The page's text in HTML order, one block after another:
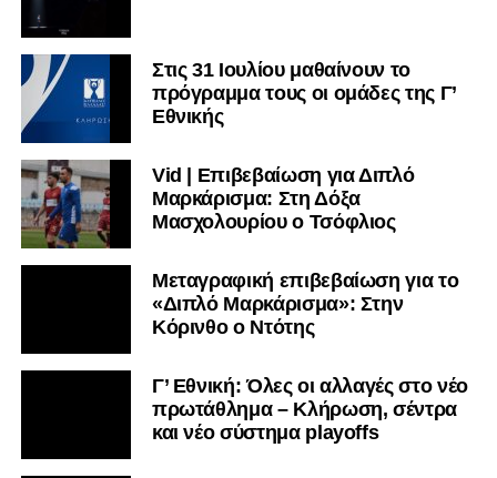
Στις 31 Ιουλίου μαθαίνουν το
πρόγραμμα τους οι ομάδες της Γ’
Εθνικής
Vid | Επιβεβαίωση για Διπλό
Μαρκάρισμα: Στη Δόξα
Μασχολουρίου ο Τσόφλιος
Μεταγραφική επιβεβαίωση για το
«Διπλό Μαρκάρισμα»: Στην
Κόρινθο ο Ντότης
Γ’ Εθνική: Όλες οι αλλαγές στο νέο
πρωτάθλημα – Κλήρωση, σέντρα
και νέο σύστημα playoffs